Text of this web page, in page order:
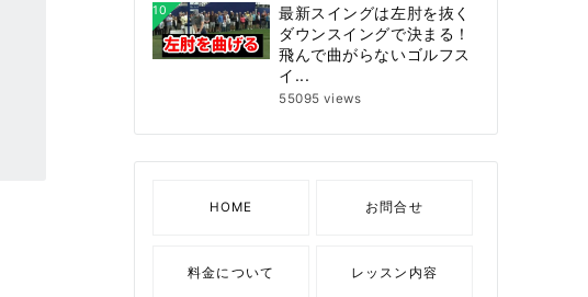
10
最新スイングは左肘を抜く
ダウンスイングで決まる！
飛んで曲がらないゴルフス
イ...
55095 views
HOME お問合せ
料金について レッスン内容